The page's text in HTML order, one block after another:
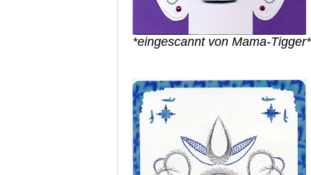
*eingescannt von Mama-Tigger*